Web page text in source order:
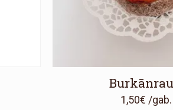
1,50€ /gab.